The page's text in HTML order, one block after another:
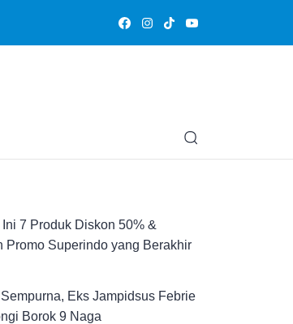
Edukasi
7 Produk Diskon 50% &
Promo Superindo yang Berakhir
Eks Jampidsus Febrie
Borok 9 Naga